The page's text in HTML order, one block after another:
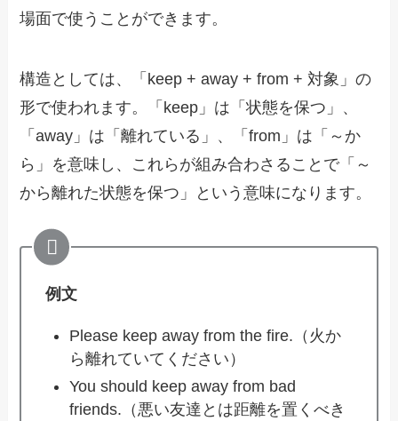
場面で使うことができます。
構造としては、「keep + away + from + 対象」の
形で使われます。「keep」は「状態を保つ」、
「away」は「離れている」、「from」は「～か
ら」を意味し、これらが組み合わさることで「～
から離れた状態を保つ」という意味になります。
例文
Please keep away from the fire.（火か
ら離れていてください）
You should keep away from bad
friends.（悪い友達とは距離を置くべき